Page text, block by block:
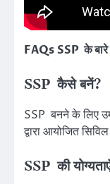
FAQsSSP के
SSP कैसे बनें?
SSP बनने के लिए
द्वारा आयोजित सिविल
SSP की